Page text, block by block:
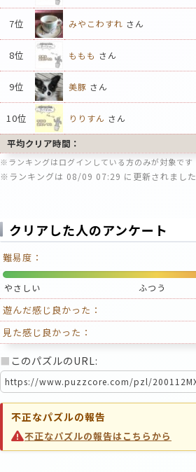
7位 みやこわすれ さん
8位 ももも さん
9位 美豚 さん
10位 りりすん さん
平均クリア時間：
※ランキングはログインしている方のみが対象です
※ランキングは 08/09 07:29 に更新されました
クリアした人のアンケート
難易度：
やさしい ふつう
遊んだ感じ良かった：
見た感じ良かった：
■ このパズルのURL:
不正なパズルの報告
不正なパズルの報告はこちらから